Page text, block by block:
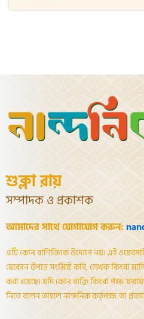
শুক্লা রায়
সম্পাদক ও প্রকাশক
আমাদের সাথে যোগাযোগ করুন:
এটি কোন বাণিজ্যিক উদ্যোগ নয়। এই
যেকোন উপাত্ত সংশ্লিষ্ট কবি, লেখক কিংবা
করা হয়েছে। যদি কোন ব্যক্তি কিংবা পক্ষ
নিতে বলেন তাহলে নান্দনিক কর্তৃপক্ষ তা